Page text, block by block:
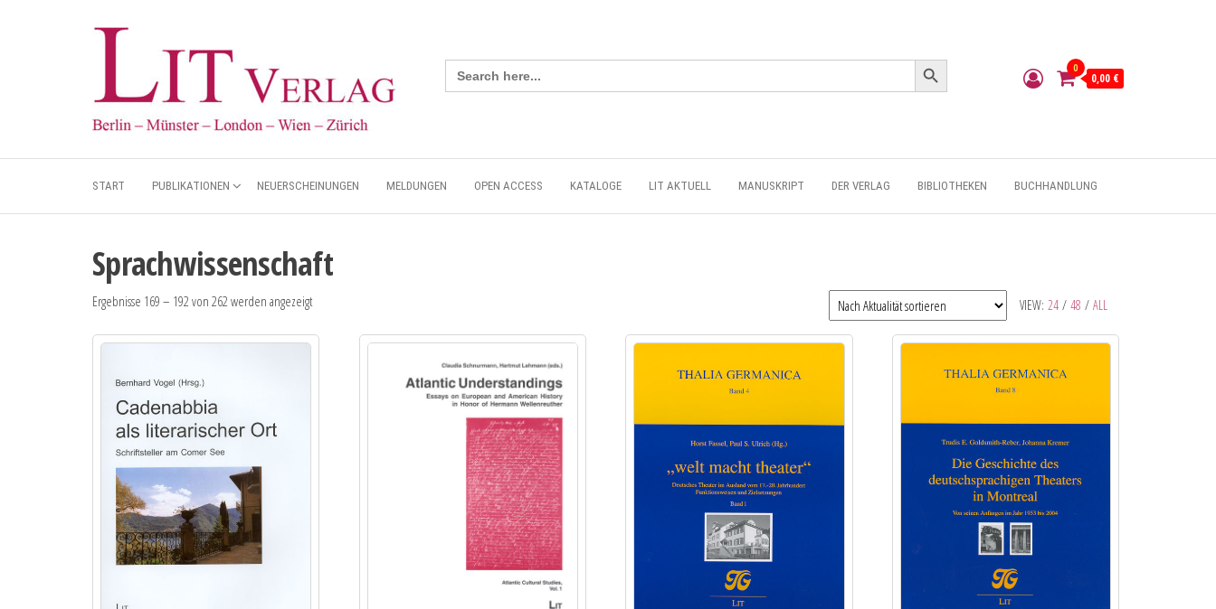
Search
for:
Search Button
0
0,00 €
START PUBLIKATIONEN NEUERSCHEINUNGEN MELDUNGEN OPEN ACCESS KATALOGE LIT AKTUELL MANUSKRIPT DER VERLAG BIBLIOTHEKEN BUCHHANDLUNG
Sprachwissenschaft
VIEW: 24 / 48 / ALL
Ergebnisse 169 – 192 von 262 werden angezeigt